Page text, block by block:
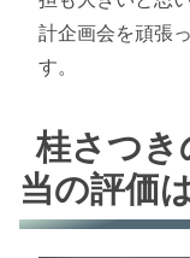
計企画会を頑張
す。
桂さつき
当の評価